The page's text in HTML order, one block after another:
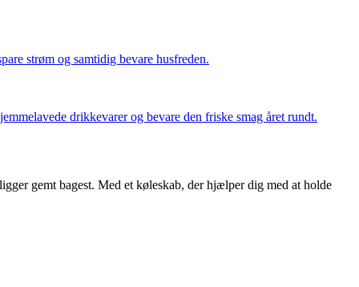
strøm og samtidig bevare husfreden.
drikkevarer og bevare den friske smag året rundt.
gemt bagest. Med et køleskab, der hjælper dig med at holde